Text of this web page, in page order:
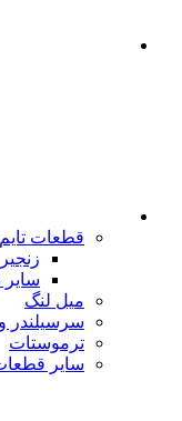
قطعات تایم
سایر
میل لنگ
سرسیلندر
ترموستات
سایر